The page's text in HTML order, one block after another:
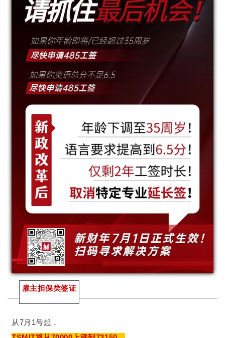
雇主担保类签证
从7月1号起，